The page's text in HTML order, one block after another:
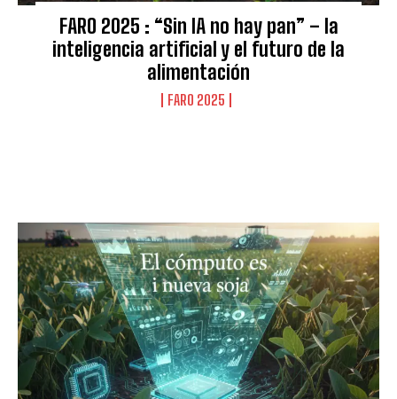
FARO 2025 : “Sin IA no hay pan” – la
inteligencia artificial y el futuro de la
alimentación
FARO 2025